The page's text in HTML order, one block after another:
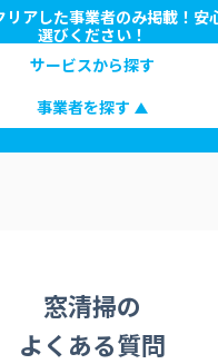
リアした事業者のみ掲載！安
選びください！
サービスから探す
事業者を探す
窓清掃の
よくある質問